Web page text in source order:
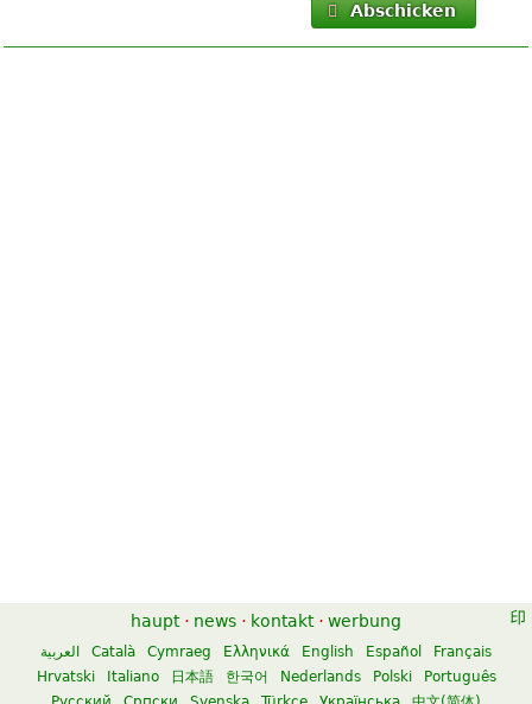
Abschicken
haupt · news · kontakt · werbung
العربية Català Cymraeg Ελληνικά English Español
Français
Hrvatski
Italiano 日本語 한국어 Nederlands Polski
Português